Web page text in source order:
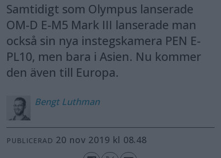
Samtidigt som Olympus lanserade
OM-D E-M5 Mark III lanserade man
också sin nya instegskamera PEN E-
PL10, men bara i Asien. Nu kommer
den även till Europa.
Bengt Luthman
PUBLICERAD 20 nov 2019 kl 08.48